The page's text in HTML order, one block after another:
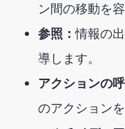
ン間の移動を
参照：情報の
導します。
アクションの
のアクション